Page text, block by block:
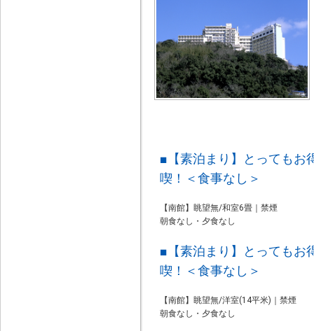
■【素泊まり】とってもお
喫！＜食事なし＞
【南館】眺望無/和室6畳｜禁煙
朝食なし・夕食なし
■【素泊まり】とってもお
喫！＜食事なし＞
【南館】眺望無/洋室(14平米)｜禁煙
朝食なし・夕食なし